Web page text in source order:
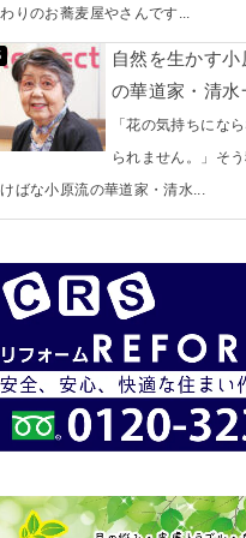
りのお蕎麦屋やさんです...
自然を生かす
の華道家・清水
「花の気持ちにな
られません。」そ
ばな小原流の華道家・清水...